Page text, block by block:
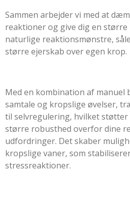
Sammen arbejder vi med at
reaktioner og give dig en
naturlige reaktionsmønstre,
større ejerskab over egen krop.
Med en kombination af manuel
samtale og kropslige øvelser,
til selvregulering, hvilket støtter
større robusthed overfor dine
udfordringer. Det skaber
kropslige vaner, som
stressreaktioner.